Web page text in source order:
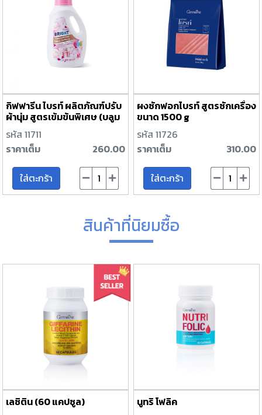
กิฟฟารีน ไบรท์ ผลิตภัณฑ์ปรับ
ผ้านุ่ม สูตรเข้มข้นพิเศษ (บลูม
มิ่ง บูเก้ เซนท์)
รหัส 11711
ราคาเต็ม
260.00
ใส่ตะกร้า
ผงซักฟอกไบรท์ สูตรซักเครื่อง
ขนาด 1500 g
รหัส 11726
ราคาเต็ม
310.00
ใส่ตะกร้า
สินค้าที่นิยมซื้อ
เลซิติน (60 แคปซูล) นูทริ โฟลิค